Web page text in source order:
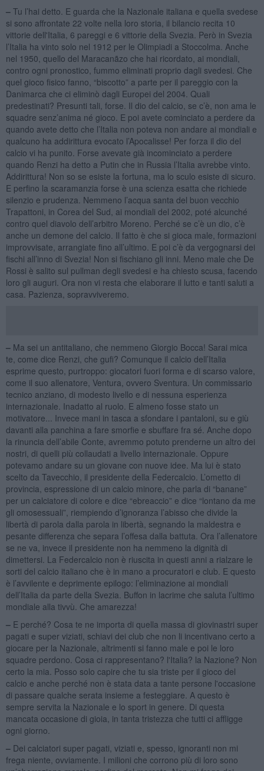
–Tu l’hai detto. E guarda che la Nazionale italiana e quella svedese
si sono affrontate 22 volte nella loro storia, il bilancio recita 10
vittorie dell'Italia, 6 pareggi e 6 vittorie della Svezia. Però in Svezia
l’Italia ha vinto solo nel 1912 per le Olimpiadi a Stoccolma. Anche
nel 1950, quello del Maracanãzo che hai ricordato, ai mondiali,
contro ogni pronostico, fummo eliminati proprio dagli svedesi. Che
quel gioco fisico fanno, “biscotto” a parte per il pareggio con la
Danimarca che ci eliminò dagli Europei del 2004. Quali
predestinati? Presunti tali, forse. Il dio del calcio, se c’è, non ama le
squadre senz’anima né gioco. E poi avete cominciato a perdere da
quando avete detto che l’Italia non poteva non andare ai mondiali e
qualcuno ha addirittura evocato l’Apocalisse! Per forza il dio del
calcio vi ha punito. Forse avevate già incominciato a perdere
quando Renzi ha detto a Putin che in Russia l’Italia avrebbe vinto.
Addirittura! Non so se esiste la fortuna, ma lo sculo esiste di sicuro.
E perfino la scaramanzia forse è una scienza esatta che richiede
silenzio e prudenza. Nemmeno l’acqua santa del buon vecchio
Trapattoni, in Corea del Sud, ai mondiali del 2002, poté alcunché
contro quel diavolo dell’arbitro Moreno. Perché se c’è un dio, c’è
anche un demone del calcio. Il fatto è che si gioca male, formazioni
improvvisate, arrangiate fino all’ultimo. E poi c’è da vergognarsi dei
fischi all’inno di Svezia! Non si fischiano gli inni. Meno male che De
Rossi è salito sul pullman degli svedesi e ha chiesto scusa, facendo
loro gli auguri. Ora non vi resta che elaborare il lutto e tanti saluti a
casa. Pazienza, sopravviveremo.
–Ma sei un antitaliano, che nemmeno Giorgio Bocca! Sarai mica
te, come dice Renzi, che gufi? Comunque il calcio dell’Italia
esprime questo, purtroppo: giocatori fuori forma e di scarso valore,
come il suo allenatore, Ventura, ovvero Sventura. Un commissario
tecnico anziano, di modesto livello e di nessuna esperienza
internazionale. Inadatto al ruolo. E almeno fosse stato un
motivatore... Invece mani in tasca a sfondare i pantaloni, su e giù
davanti alla panchina a fare smorfie e sbuffare fra sé. Anche dopo
la rinuncia dell’abile Conte, avremmo potuto prenderne un altro dei
nostri, di quelli più collaudati a livello internazionale. Oppure
potevamo andare su un giovane con nuove idee. Ma lui è stato
scelto da Tavecchio, il presidente della Federcalcio. L’ometto di
provincia, espressione di un calcio minore, che parla di “banane”
per un calciatore di colore e dice “ebreaccio” e dice “lontano da me
gli omosessuali”, riempiendo d’ignoranza l’abisso che divide la
libertà di parola dalla parola in libertà, segnando la maldestra e
pesante differenza che separa l’offesa dalla battuta. Ora l’allenatore
se ne va, invece il presidente non ha nemmeno la dignità di
dimettersi. La Federcalcio non è riuscita in questi anni a rialzare le
sorti del calcio italiano che è in mano a procuratori e club. E questo
è l’avvilente e deprimente epilogo: l’eliminazione ai mondiali
dell’Italia da parte della Svezia. Buffon in lacrime che saluta l’ultimo
mondiale alla tivvù. Che amarezza!
–E perché? Cosa te ne importa di quella massa di giovinastri super
pagati e super viziati, schiavi dei club che non li incentivano certo a
giocare per la Nazionale, altrimenti si fanno male e poi le loro
squadre perdono. Cosa ci rappresentano? l'Italia? la Nazione? Non
certo la mia. Posso solo capire che tu sia triste per il gioco del
calcio e anche perché non è stata data a tante persone l'occasione
di passare qualche serata insieme a festeggiare. A questo è
sempre servita la Nazionale e lo sport in genere. Di questa
mancata occasione di gioia, in tanta tristezza che tutti ci affligge
ogni giorno.
–Dei calciatori super pagati, viziati e, spesso, ignoranti non mi
frega niente, ovviamente. I milioni che corrono più di loro sono